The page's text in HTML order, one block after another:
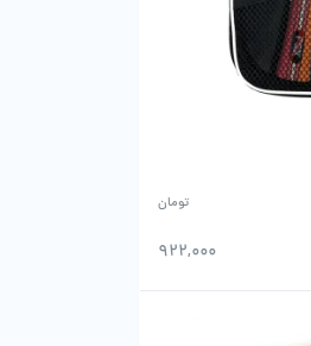
922,000
تومان